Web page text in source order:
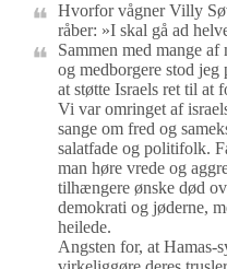
Hvorfor vågner Villy
råber: »I skal gå ad
Sammen med mange
og medborgere stod jeg
at støtte Israels ret til at
Vi var omringet af
sange om fred og
salatfade og politifolk.
man høre vrede og
tilhængere ønske død
demokrati og jøderne,
heilede.
Angsten for, at Hamas-